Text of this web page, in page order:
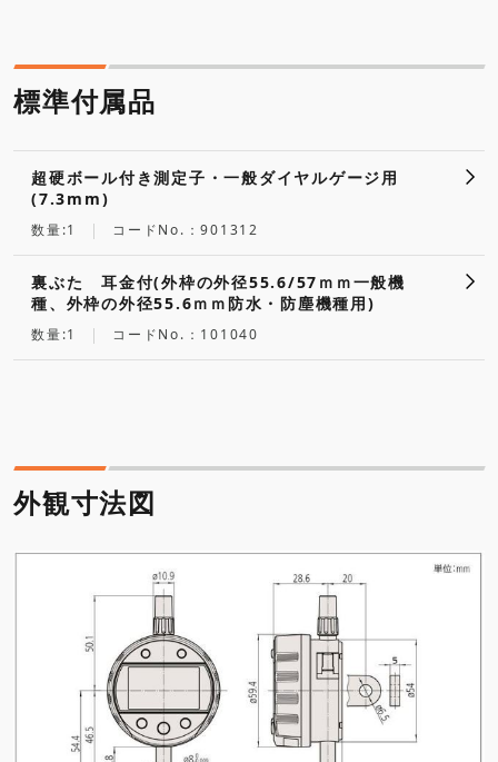
標準付属品
超硬ボール付き測定子・一般ダイヤルゲージ用
(7.3mm)
数量:1 コードNo.：901312
裏ぶた 耳金付(外枠の外径55.6/57ｍｍ一般機
種、外枠の外径55.6ｍｍ防水・防塵機種用)
数量:1 コードNo.：101040
外観寸法図